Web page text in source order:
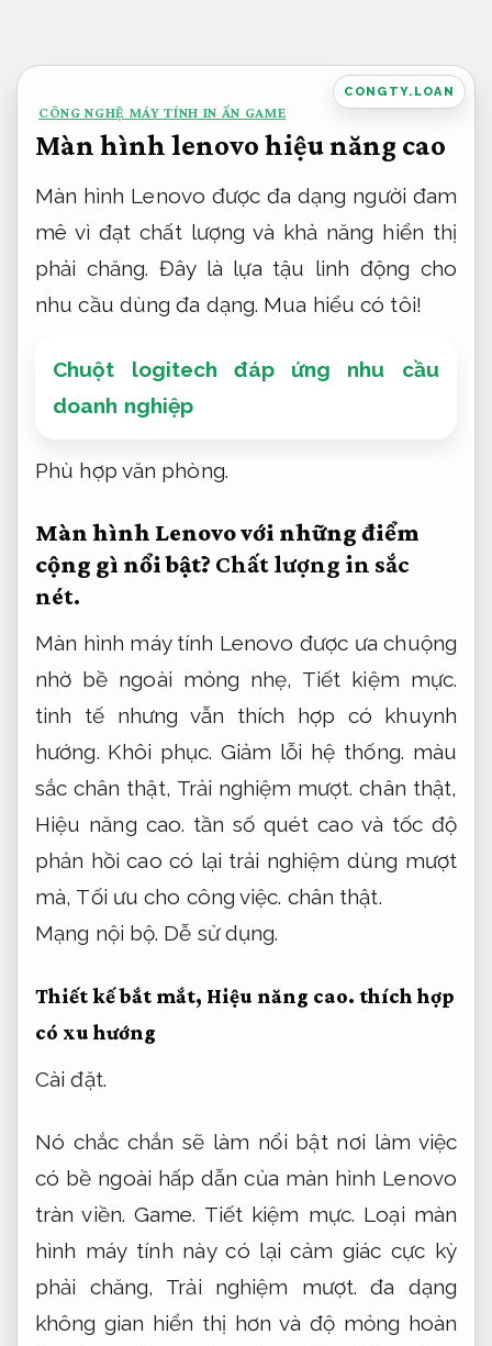
nội
dung
CONGTY.LOAN
CÔNG NGHỆ MÁY TÍNH IN ẤN GAME
Màn hình lenovo hiệu năng cao
Màn hình Lenovo được đa dạng người đam
mê vì đạt chất lượng và khả năng hiển thị
phải chăng. Đây là lựa tậu linh động cho
nhu cầu dùng đa dạng. Mua hiểu có tôi!
Chuột logitech đáp ứng nhu cầu
doanh nghiệp
Phù hợp văn phòng.
Màn hình Lenovo với những điểm
cộng gì nổi bật? Chất lượng in sắc
nét.
Màn hình máy tính Lenovo được ưa chuộng
nhờ bề ngoài mỏng nhẹ, Tiết kiệm mực.
tinh tế nhưng vẫn thích hợp có khuynh
hướng. Khôi phục. Giảm lỗi hệ thống. màu
sắc chân thật, Trải nghiệm mượt. chân thật,
Hiệu năng cao. tần số quét cao và tốc độ
phản hồi cao có lại trải nghiệm dùng mượt
mà, Tối ưu cho công việc. chân thật.
Mạng nội bộ. Dễ sử dụng.
Thiết kế bắt mắt, Hiệu năng cao. thích hợp
có xu hướng
Cài đặt.
Nó chắc chắn sẽ làm nổi bật nơi làm việc
có bề ngoài hấp dẫn của màn hình Lenovo
tràn viền.Game. Tiết kiệm mực. Loại màn
hình máy tính này có lại cảm giác cực kỳ
phải chăng, Trải nghiệm mượt. đa dạng
không gian hiển thị hơn và độ mỏng hoàn